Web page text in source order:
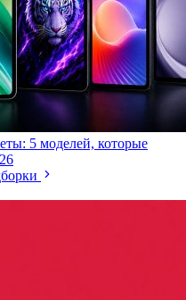
5 моделей, которые